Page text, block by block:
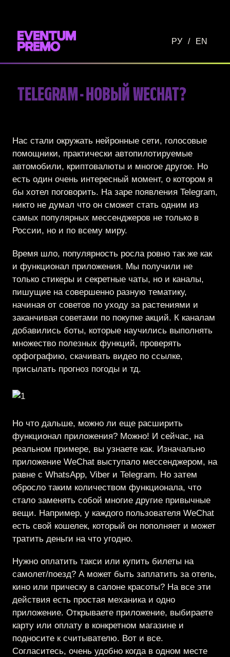
РУ / EN
TELEGRAM - НОВЫЙ WECHAT?
Нас стали окружать нейронные сети, голосовые
помощники, практически автопилотируемые
автомобили, криптовалюты и многое другое. Но
есть один очень интересный момент, о котором я
бы хотел поговорить. На заре появления Telegram,
никто не думал что он сможет стать одним из
самых популярных мессенджеров не только в
России, но и по всему миру.
Время шло, популярность росла ровно так же как
и функционал приложения. Мы получили не
только стикеры и секретные чаты, но и каналы,
пишущие на совершенно разную тематику,
начиная от советов по уходу за растениями и
заканчивая советами по покупке акций. К каналам
добавились боты, которые научились выполнять
множество полезных функций, проверять
орфографию, скачивать видео по ссылке,
присылать прогноз погоды и тд.
Но что дальше, можно ли еще расширить
функционал приложения? Можно! И сейчас, на
реальном примере, вы узнаете как. Изначально
приложение WeChat выступало мессенджером, на
равне c WhatsApp, Viber и Telegram. Но затем
обросло таким количеством функционала, что
стало заменять собой многие другие привычные
вещи. Например, у каждого пользователя WeChat
есть свой кошелек, который он пополняет и может
тратить деньги на что угодно.
Нужно оплатить такси или купить билеты на
самолет/поезд? А может быть заплатить за отель,
кино или прическу в салоне красоты? На все эти
действия есть простая механика и одно
приложение. Открываете приложение, выбираете
карту или оплату в конкретном магазине и
подносите к считывателю. Вот и все.
Согласитесь, очень удобно когда в одном месте